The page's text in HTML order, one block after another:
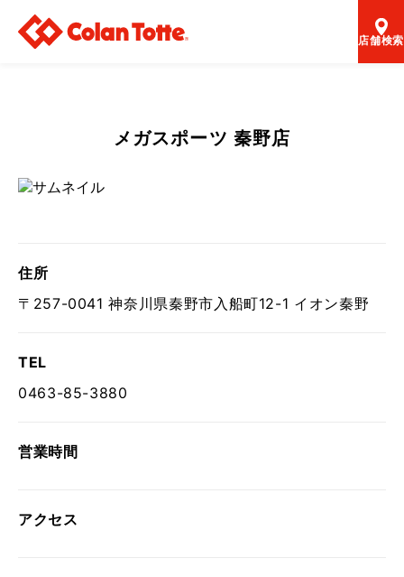
店舗検索
メガスポーツ 秦野店
住所
〒257-0041 神奈川県秦野市入船町12-1 イオン秦野
TEL
0463-85-3880
営業時間
アクセス